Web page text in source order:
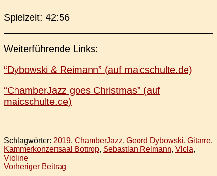
Spiel­zeit: 42:56
Wei­ter­füh­ren­de Links:
“Dybow­ski & Rei­mann” (auf maicschulte.de)
“Cham­ber­Jazz goes Christ­mas” (auf
maicschulte.de)
Schlagwörter: 2019, ChamberJazz, Geord Dybowski, Gitarre,
Kammerkonzertsaal Bottrop, Sebastian Reimann, Viola,
Violine
Beitragsnavigation
Vorheriger Beitrag